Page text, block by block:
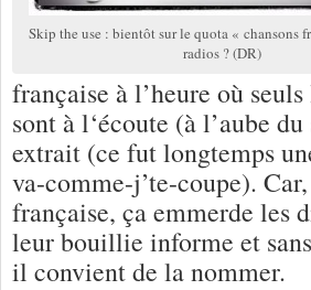
Skip the use : bientôt sur le quota « chansons
radios ? (DR)
française à l’heure où
sont à l‘écoute (à l’aube
extrait (ce fut longtemps
va-comme-j’te-coupe).
française, ça emmerde les
leur bouillie informe et
il convient de la nommer.